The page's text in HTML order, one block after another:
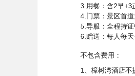
3.用餐：含2早+3
4.门票：景区首
5.导服：全程持证
6.赠送：每人每天
不包含费用：
1、樟树湾酒店不